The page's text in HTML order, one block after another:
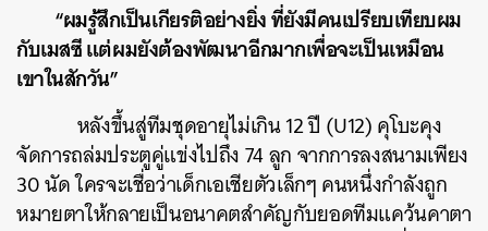
“ผมรู้สึกเป็นเกียรติอย่างยิ่ง ที่ยังมีคนเปรียบเทียบผม
กับเมสซี แต่ผมยังต้องพัฒนาอีกมากเพื่อจะเป็นเหมือน
เขาในสักวัน”
หลังขึ้นสู่ทีมชุดอายุไม่เกิน 12 ปี (U12) คุโบะคุง
จัดการถล่มประตูคู่แข่งไปถึง 74 ลูก จากการลงสนามเพียง
30 นัด ใครจะเชื่อว่าเด็กเอเชียตัวเล็กๆ คนหนึ่งกำลังถูก
หมายตาให้กลายเป็นอนาคตสำคัญกับยอดทีมแคว้นคาตา